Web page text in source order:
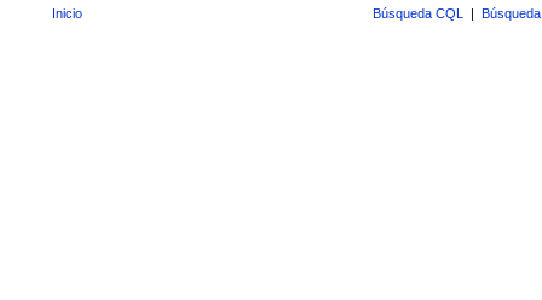
Inicio Búsqueda CQL